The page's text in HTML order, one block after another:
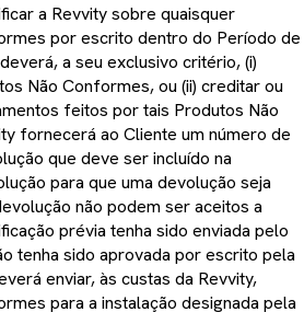
a Revvity sobre quaisquer
por escrito dentro do Período de
a seu exclusivo critério, (i)
Não Conformes, ou (ii) creditar ou
feitos por tais Produtos Não
fornecerá ao Cliente um número de
que deve ser incluído na
para que uma devolução seja
não podem ser aceitos a
prévia tenha sido enviada pelo
tenha sido aprovada por escrito pela
enviar, às custas da Revvity,
para a instalação designada pela